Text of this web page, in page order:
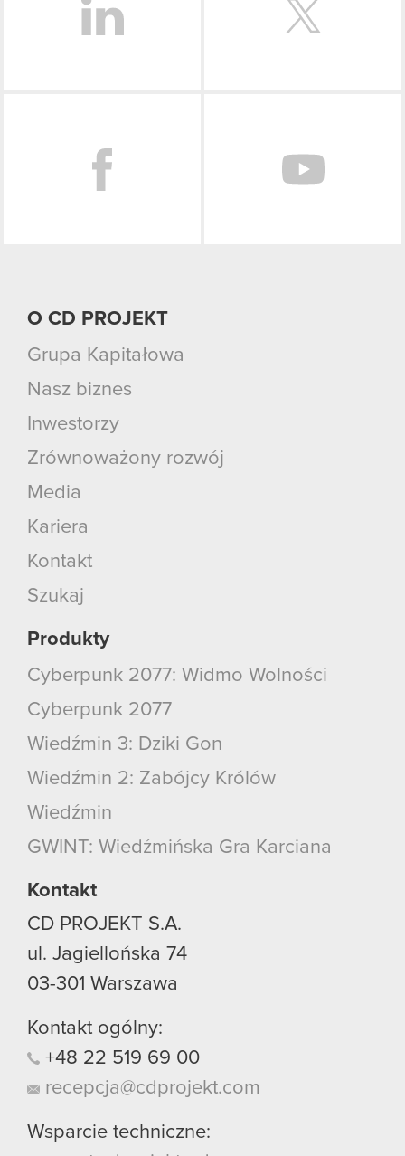
O CD PROJEKT
Grupa Kapitałowa
Nasz biznes
Inwestorzy
Zrównoważony rozwój
Media
Kariera
Kontakt
Szukaj
Produkty
Cyberpunk 2077: Widmo Wolności
Cyberpunk 2077
Wiedźmin 3: Dziki Gon
Wiedźmin 2: Zabójcy Królów
Wiedźmin
GWINT: Wiedźmińska Gra Karciana
Kontakt
CD PROJEKT S.A.
ul. Jagiellońska 74
03-301 Warszawa
Kontakt ogólny:
+48 22 519 69 00
recepcja@cdprojekt.com
Wsparcie techniczne: